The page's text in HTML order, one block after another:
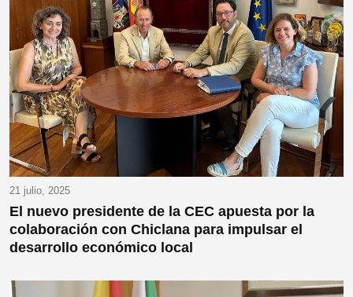
21 julio, 2025
El nuevo presidente de la CEC apuesta por la
colaboración con Chiclana para impulsar el
desarrollo económico local